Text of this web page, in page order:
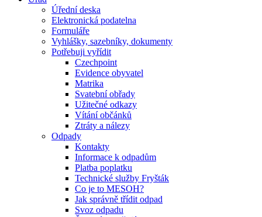
Úřední deska
Elektronická podatelna
Formuláře
Vyhlášky, sazebníky, dokumenty
Potřebuji vyřídit
Czechpoint
Evidence obyvatel
Matrika
Svatební obřady
Užitečné odkazy
Vítání občánků
Ztráty a nálezy
Odpady
Kontakty
Informace k odpadům
Platba poplatku
Technické služby Fryšták
Co je to MESOH?
Jak správně třídit odpad
Svoz odpadu